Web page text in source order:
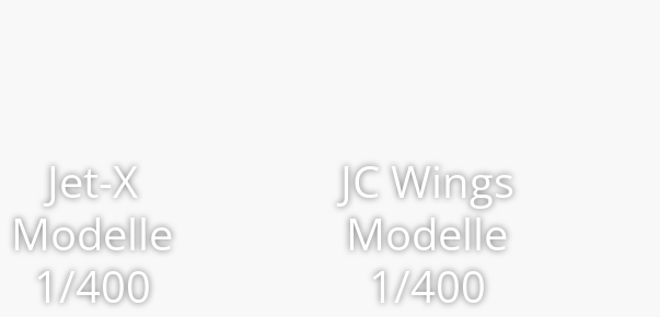
Jet-X
Modelle
1/400
JC Wings
Modelle
1/400